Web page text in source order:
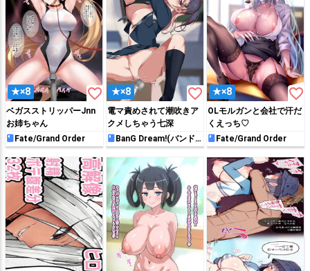
★×8 favorite_border
ベガスストリッパーJnn
お姉ちゃん
Fate/Grand Order
★×8 favorite_border
電マ責めされて潮吹きア
クメしちゃう七深
BanG Dream!(バンド
リ！)
★×8 favorite_border
OLモルガンと会社で汗だ
くえっち♡
Fate/Grand Order